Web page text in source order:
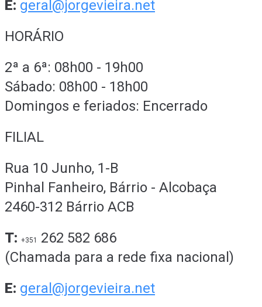
E: geral@jorgevieira.net
HORÁRIO
2ª a 6ª: 08h00 - 19h00
Sábado: 08h00 - 18h00
Domingos e feriados: Encerrado
FILIAL
Rua 10 Junho, 1-B
Pinhal Fanheiro, Bárrio - Alcobaça
2460-312 Bárrio ACB
T: +351
262 582 686
(Chamada para a rede fixa nacional)
E: geral@jorgevieira.net